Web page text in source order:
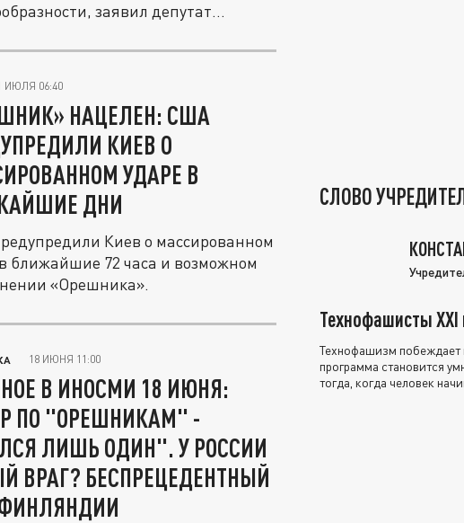
заявил депутат
ИЮЛЯ 06:40
НАЦЕЛЕН: США
КИЕВ О
УДАРЕ В
ДНИ
Киев о массированном
ближайшие 72 часа и возможном
«Орешника».
18 ИЮНЯ 11:00
В ИНОСМИ 18 ИЮНЯ:
ПО "ОРЕШНИКАМ" -
ЛИШЬ ОДИН". У РОССИИ
ВРАГ? БЕСПРЕЦЕДЕНТНЫЙ
СЛОВО
Технофашисты XXI
Технофашизм побеждает
программа становится
тогда, когда человек